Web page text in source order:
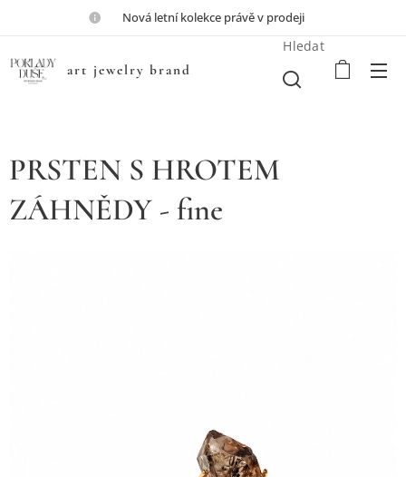
💎Nová letní kolekce právě v prodeji💎
art jewelry brand
Hledat
PRSTEN S HROTEM
ZÁHNĚDY - fine